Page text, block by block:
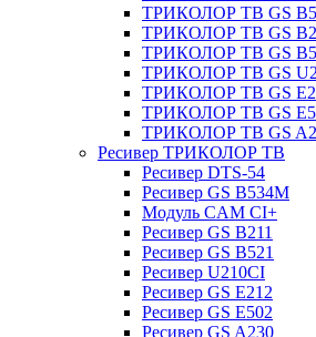
ТРИКОЛОР ТВ GS
ТРИКОЛОР ТВ GS
ТРИКОЛОР ТВ GS
ТРИКОЛОР ТВ GS
ТРИКОЛОР ТВ GS
ТРИКОЛОР ТВ GS
ТРИКОЛОР ТВ GS
Ресивер ТРИКОЛОР ТВ
Ресивер DTS-54
Ресивер GS B534M
Модуль CAM CI+
Ресивер GS B211
Ресивер GS B521
Ресивер U210CI
Ресивер GS E212
Ресивер GS E502
Ресивер GS A230